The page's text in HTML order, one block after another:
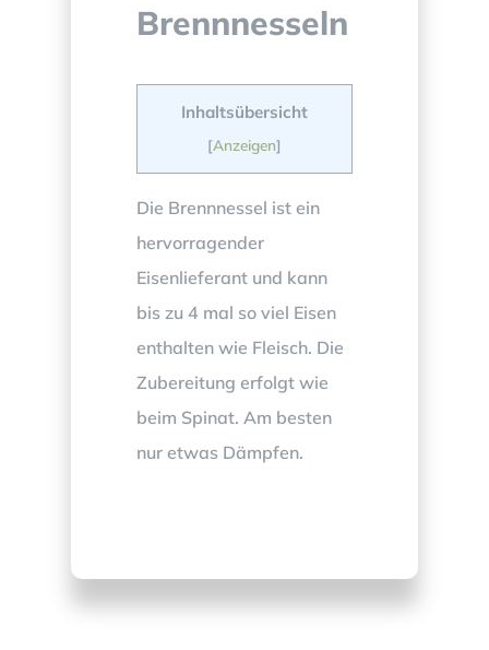
Brennnesseln
Inhaltsübersicht
[Anzeigen]
Die Brennnessel ist ein
hervorragender
Eisenlieferant und kann
bis zu 4 mal so viel Eisen
enthalten wie Fleisch. Die
Zubereitung erfolgt wie
beim Spinat. Am besten
nur etwas Dämpfen.